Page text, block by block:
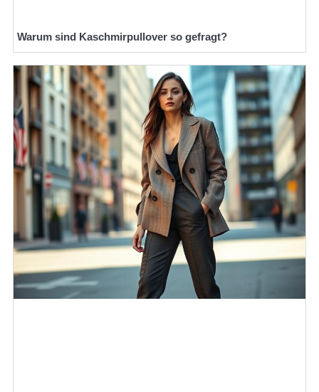
Warum sind Kaschmirpullover so gefragt?